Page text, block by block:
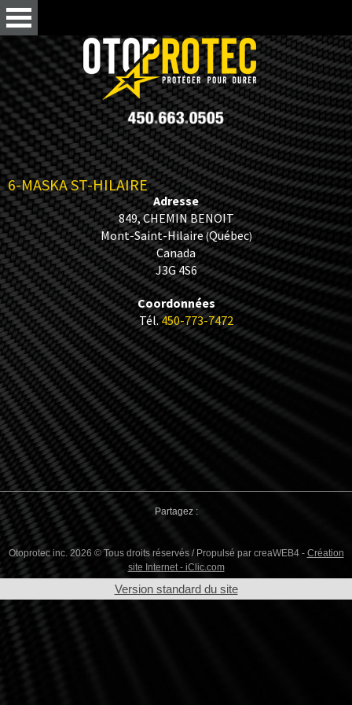
6-MASKA ST-HILAIRE
Adresse
849, CHEMIN BENOIT
Mont-Saint-Hilaire(Québec)
Canada
J3G 4S6
Coordonnées
Tél.450-773-7472
Partagez :
Otoprotec inc. 2026 © Tous droits réservés / Propulsé par creaWEB4 - Création
site Internet - iClic.com
Version standard du site